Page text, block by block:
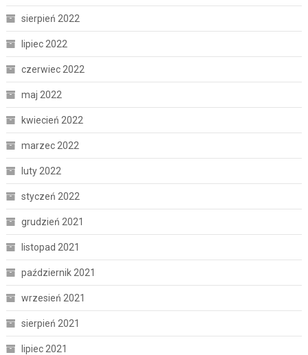
sierpień 2022
lipiec 2022
czerwiec 2022
maj 2022
kwiecień 2022
marzec 2022
luty 2022
styczeń 2022
grudzień 2021
listopad 2021
październik 2021
wrzesień 2021
sierpień 2021
lipiec 2021